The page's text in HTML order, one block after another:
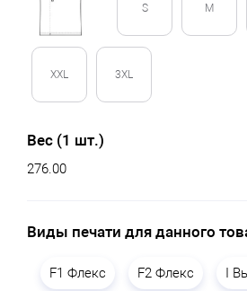
S M
XXL 3XL
Вес (1 шт.)
276.00
Виды печати для данного
F1 Флекс F2 Флекс I